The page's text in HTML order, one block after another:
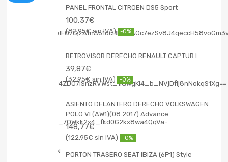
PANEL FRONTAL CITROEN DS5 Sport
100,37€
82,95€ -0%
RETROVISOR DERECHO RENAULT CAPTUR I
39,87€
32,95€ -0%
ASIENTO DELANTERO DERECHO VOLKSWAGEN
POLO VI (AW1)(08.2017) Advance
148,77€
122,95€ -0%
PORTON TRASERO SEAT IBIZA (6P1) Style